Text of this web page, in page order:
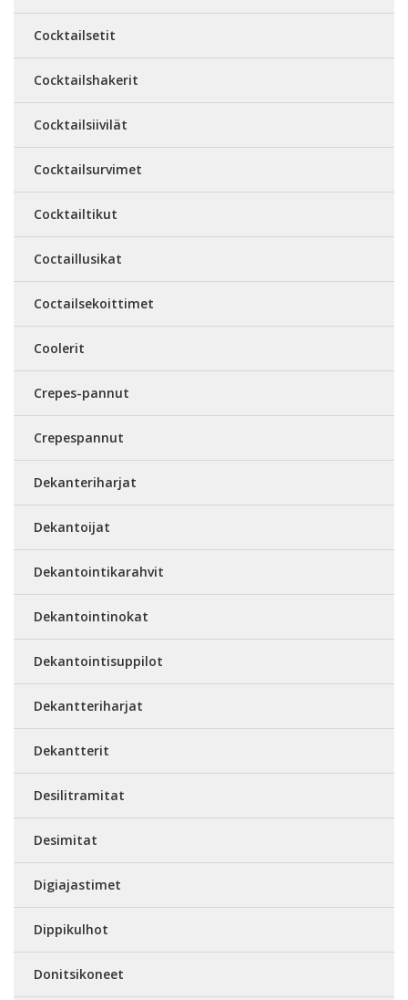
Cocktailsetit
Cocktailshakerit
Cocktailsiivilät
Cocktailsurvimet
Cocktailtikut
Coctaillusikat
Coctailsekoittimet
Coolerit
Crepes-pannut
Crepespannut
Dekanteriharjat
Dekantoijat
Dekantointikarahvit
Dekantointinokat
Dekantointisuppilot
Dekantteriharjat
Dekantterit
Desilitramitat
Desimitat
Digiajastimet
Dippikulhot
Donitsikoneet